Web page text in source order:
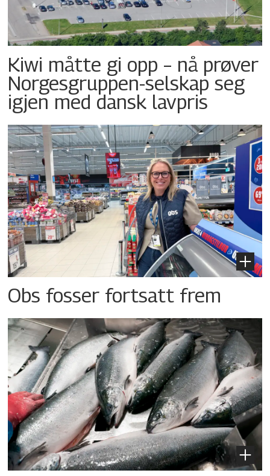
Kiwi måtte gi opp – nå prøver
Norgesgruppen-selskap seg
igjen med dansk lavpris
Obs fosser fortsatt frem